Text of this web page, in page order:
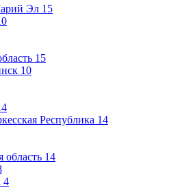
Эл 15
15
10
Республика 14
область 14
4